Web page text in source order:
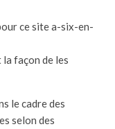
ce site a-six-en-
façon de les
le cadre des
selon des